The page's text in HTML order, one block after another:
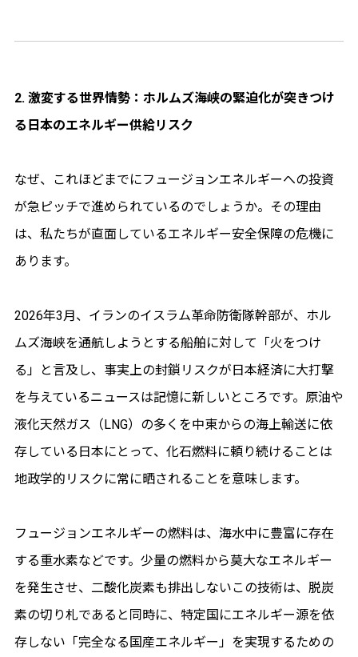
2. 激変する世界情勢：ホルムズ海峡の緊迫化が突きつけ
る日本のエネルギー供給リスク
なぜ、これほどまでにフュージョンエネルギーへの投資
が急ピッチで進められているのでしょうか。その理由
は、私たちが直面しているエネルギー安全保障の危機に
あります。
2026年3月、イランのイスラム革命防衛隊幹部が、ホル
ムズ海峡を通航しようとする船舶に対して「火をつけ
る」と言及し、事実上の封鎖リスクが日本経済に大打撃
を与えているニュースは記憶に新しいところです。原油や
液化天然ガス（LNG）の多くを中東からの海上輸送に依
存している日本にとって、化石燃料に頼り続けることは
地政学的リスクに常に晒されることを意味します。
フュージョンエネルギーの燃料は、海水中に豊富に存在
する重水素などです。少量の燃料から莫大なエネルギー
を発生させ、二酸化炭素も排出しないこの技術は、脱炭
素の切り札であると同時に、特定国にエネルギー源を依
存しない「完全なる国産エネルギー」を実現するための